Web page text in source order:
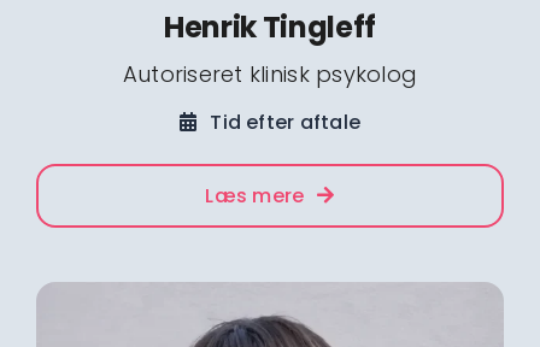
Henrik Tingleff
Autoriseret klinisk psykolog
Tid efter aftale
Læs mere